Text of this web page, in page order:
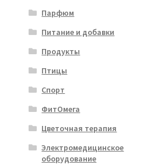
Парфюм
Питание и добавки
Продукты
Птицы
Спорт
ФитОмега
Цветочная терапия
Электромедицинское
оборудование